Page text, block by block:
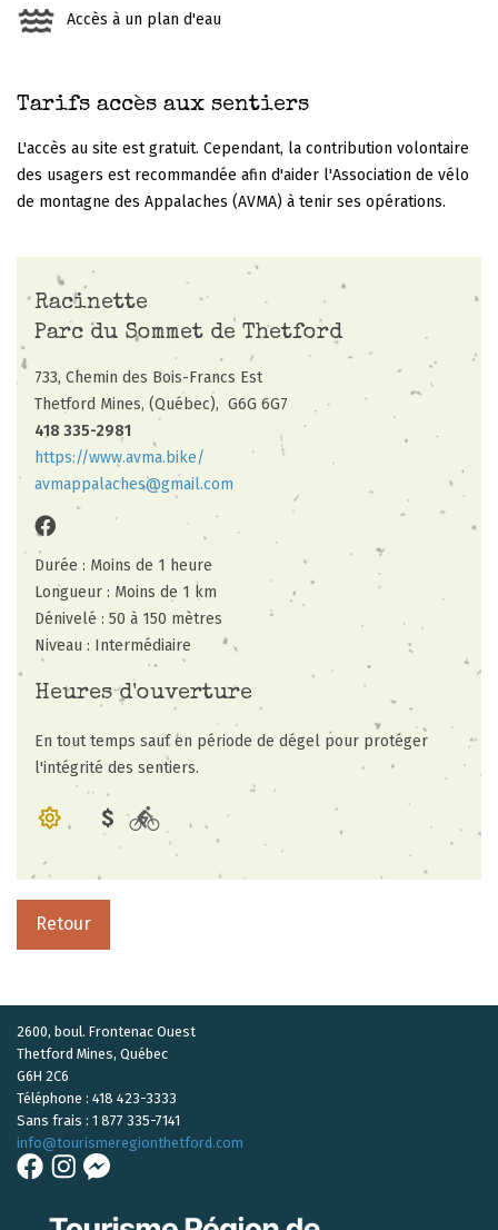
Accès à un plan d'eau
Tarifs accès aux sentiers
L'accès au site est gratuit. Cependant, la contribution volontaire
des usagers est recommandée afin d'aider l'Association de vélo
de montagne des Appalaches (AVMA) à tenir ses opérations.
Racinette
Parc du Sommet de Thetford
733, Chemin des Bois-Francs Est
Thetford Mines, (Québec), G6G 6G7
418 335-2981
https://www.avma.bike/
avmappalaches@gmail.com
Durée : Moins de 1 heure
Longueur : Moins de 1 km
Dénivelé : 50 à 150 mètres
Niveau : Intermédiaire
Heures d'ouverture
En tout temps sauf en période de dégel pour protéger
l'intégrité des sentiers.
Retour
2600, boul. Frontenac Ouest
Thetford Mines, Québec
G6H 2C6
Téléphone : 418 423-3333
Sans frais : 1 877 335-7141
info@tourismeregionthetford.com